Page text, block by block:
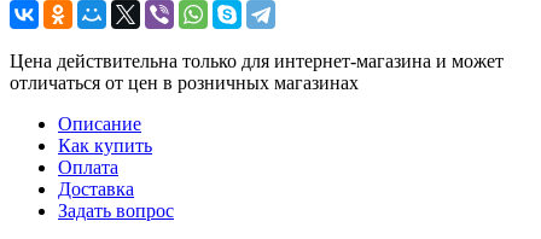
Цена действительна только для интернет-магазина и может
отличаться от цен в розничных магазинах
Описание
Как купить
Оплата
Доставка
Задать вопрос